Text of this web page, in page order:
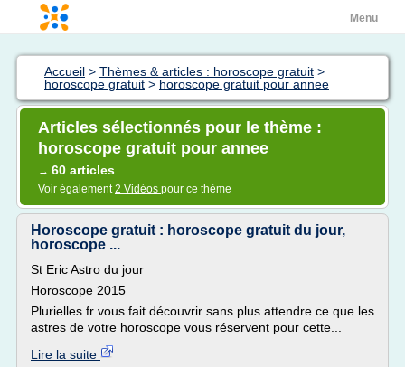
Menu
Accueil > Thèmes & articles : horoscope gratuit >
horoscope gratuit > horoscope gratuit pour annee
Articles sélectionnés pour le thème :
horoscope gratuit pour annee
→ 60 articles
Voir également2 Vidéos pour ce thème
Horoscope gratuit : horoscope gratuit du jour,
horoscope ...
St Eric Astro du jour
Horoscope 2015
Plurielles.fr vous fait découvrir sans plus attendre ce que les
astres de votre horoscope vous réservent pour cette...
Lire la suite